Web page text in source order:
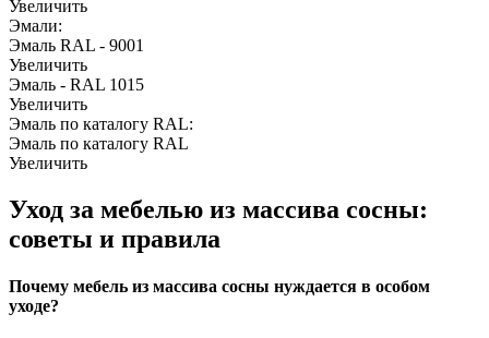
Увеличить
Эмали:
Эмаль RAL - 9001
Увеличить
Эмаль - RAL 1015
Увеличить
Эмаль по каталогу RAL:
Эмаль по каталогу RAL
Увеличить
Уход за мебелью из массива сосны:
советы и правила
Почему мебель из массива сосны нуждается в особом
уходе?